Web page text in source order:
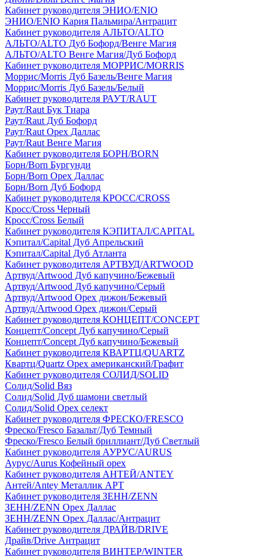
Кабинет руководителя ЭНИО/ENIO
ЭНИО/ENIO Кария Пальмира/Антрацит
Кабинет руководителя АЛЬТО/ALTO
АЛЬТО/ALTO Дуб Бофорд/Венге Магия
АЛЬТО/ALTO Венге Магия/Дуб Бофорд
Кабинет руководителя МОРРИС/MORRIS
Моррис/Morris Дуб Базель/Венге Магия
Моррис/Morris Дуб Базель/Белый
Кабинет руководителя РАУТ/RAUT
Раут/Raut Бук Тиара
Раут/Raut Дуб Бофорд
Раут/Raut Орех Даллас
Раут/Raut Венге Магия
Кабинет руководителя БОРН/BORN
Борн/Born Бургунди
Борн/Born Орех Даллас
Борн/Born Дуб Бофорд
Кабинет руководителя КРОСС/CROSS
Кросс/Cross Черный
Кросс/Cross Белый
Кабинет руководителя КЭПИТАЛ/CAPITAL
Кэпитал/Capital Дуб Апрельский
Кэпитал/Capital Дуб Атланта
Кабинет руководителя АРТВУД/ARTWOOD
Артвуд/Artwood Дуб капучино/Бежевый
Артвуд/Artwood Дуб капучино/Серый
Артвуд/Artwood Орех дижон/Бежевый
Артвуд/Artwood Орех дижон/Серый
Кабинет руководителя КОНЦЕПТ/CONCEPT
Концепт/Concept Дуб капучино/Серый
Концепт/Concept Дуб капучино/Бежевый
Кабинет руководителя КВАРТЦ/QUARTZ
Квартц/Quartz Орех американский/Графит
Кабинет руководителя СОЛИД/SOLID
Солид/Solid Вяз
Солид/Solid Дуб шамони светлый
Солид/Solid Орех селект
Кабинет руководителя ФРЕСКО/FRESCO
Фреско/Fresco Базальт/Дуб Темный
Фреско/Fresco Белый бриллиант/Дуб Светлый
Кабинет руководителя АУРУС/AURUS
Аурус/Aurus Кофейный орех
Кабинет руководителя АНТЕЙ/ANTEY
Антей/Antey Металлик АРТ
Кабинет руководителя ЗЕНН/ZENN
ЗЕНН/ZENN Орех Даллас
ЗЕНН/ZENN Орех Даллас/Антрацит
Кабинет руководителя ДРАЙВ/DRIVE
Драйв/Drive Антрацит
Кабинет руководителя ВИНТЕР/WINTER